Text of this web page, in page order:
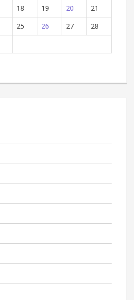
18 19 20
21
25 26 27
28